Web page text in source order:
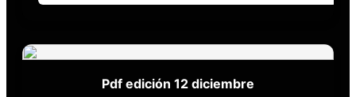
Pdf edición 12 diciembre